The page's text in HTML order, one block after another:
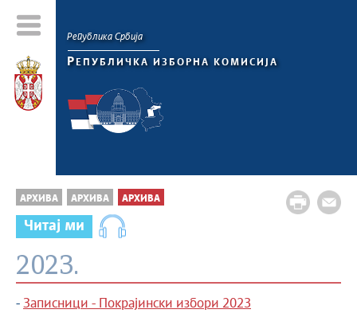
Република Србија
Р ЕПУБЛИЧКА ИЗБОРНА КОМИСИЈА
АРХИВА АРХИВА АРХИВА
Читај ми
2023.
- Записници - Покрајински избори 2023